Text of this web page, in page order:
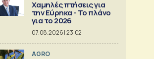
Χαμηλές πτήσεις για
την Εύρηκα - Το πλάνο
για το 2026
07.08.2026 | 23:02
AGRO